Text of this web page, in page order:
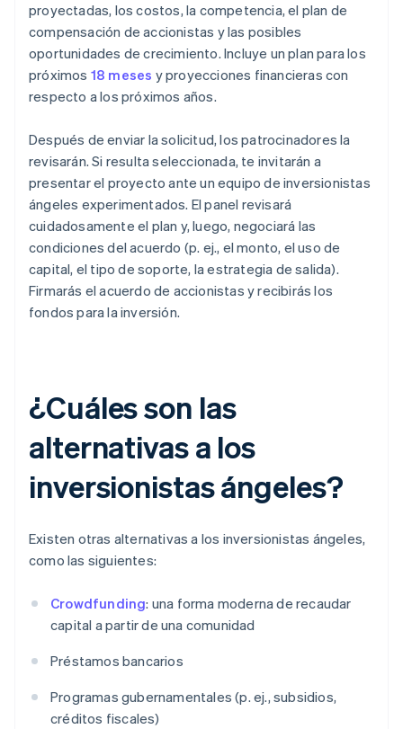
proyectadas, los costos, la competencia, el plan de
compensación de accionistas y las posibles
oportunidades de crecimiento. Incluye un plan para los
próximos 18 meses y proyecciones financieras con
respecto a los próximos años.
Después de enviar la solicitud, los patrocinadores la
revisarán. Si resulta seleccionada, te invitarán a
presentar el proyecto ante un equipo de inversionistas
ángeles experimentados. El panel revisará
cuidadosamente el plan y, luego, negociará las
condiciones del acuerdo (p. ej., el monto, el uso de
capital, el tipo de soporte, la estrategia de salida).
Firmarás el acuerdo de accionistas y recibirás los
fondos para la inversión.
¿Cuáles son las
alternativas a los
inversionistas ángeles?
Existen otras alternativas a los inversionistas ángeles,
como las siguientes:
Crowdfunding: una forma moderna de recaudar
capital a partir de una comunidad
Préstamos bancarios
Programas gubernamentales (p. ej., subsidios,
créditos fiscales)